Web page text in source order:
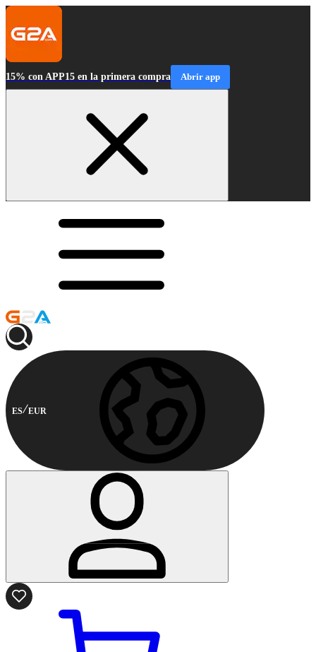
15% con APP15 en la primera compra Abrir app
ES EUR